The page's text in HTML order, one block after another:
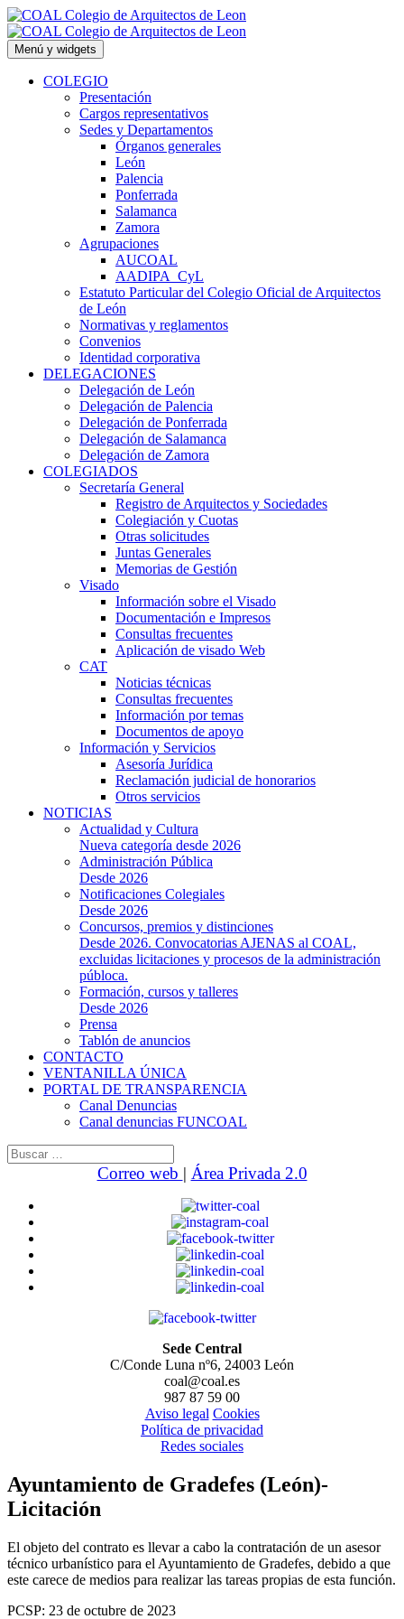
Saltar
al
contenido
Menú y widgets
COLEGIO
Presentación
Cargos representativos
Sedes y Departamentos
Órganos generales
León
Palencia
Ponferrada
Salamanca
Zamora
Agrupaciones
AUCOAL
AADIPA_CyL
Estatuto Particular del Colegio Oficial de Arquitectos
de León
Normativas y reglamentos
Convenios
Identidad corporativa
DELEGACIONES
Delegación de León
Delegación de Palencia
Delegación de Ponferrada
Delegación de Salamanca
Delegación de Zamora
COLEGIADOS
Secretaría General
Registro de Arquitectos y Sociedades
Colegiación y Cuotas
Otras solicitudes
Juntas Generales
Memorias de Gestión
Visado
Información sobre el Visado
Documentación e Impresos
Consultas frecuentes
Aplicación de visado Web
CAT
Noticias técnicas
Consultas frecuentes
Información por temas
Documentos de apoyo
Información y Servicios
Asesoría Jurídica
Reclamación judicial de honorarios
Otros servicios
NOTICIAS
Actualidad y Cultura
Nueva categoría desde 2026
Administración Pública
Desde 2026
Notificaciones Colegiales
Desde 2026
Concursos, premios y distinciones
Desde 2026. Convocatorias AJENAS al COAL,
excluidas licitaciones y procesos de la administración
públoca.
Formación, cursos y talleres
Desde 2026
Prensa
Tablón de anuncios
CONTACTO
VENTANILLA ÚNICA
PORTAL DE TRANSPARENCIA
Canal Denuncias
Canal denuncias FUNCOAL
Buscar:
Correo web | Área Privada 2.0
Sede Central
C/Conde Luna nº6, 24003 León
coal@coal.es
987 87 59 00
Aviso legal Cookies
Política de privacidad
Redes sociales
Ayuntamiento de Gradefes (León)-
Licitación
El objeto del contrato es llevar a cabo la contratación de un asesor
técnico urbanístico para el Ayuntamiento de Gradefes, debido a que
este carece de medios para realizar las tareas propias de esta función.
PCSP: 23 de octubre de 2023